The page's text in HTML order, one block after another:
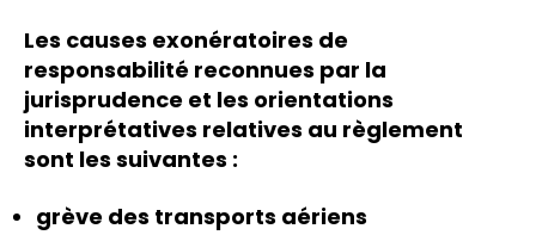
Les causes exonératoires de
responsabilité reconnues par la
jurisprudence et les orientations
interprétatives relatives au règlement
sont les suivantes :
grève des transports aériens